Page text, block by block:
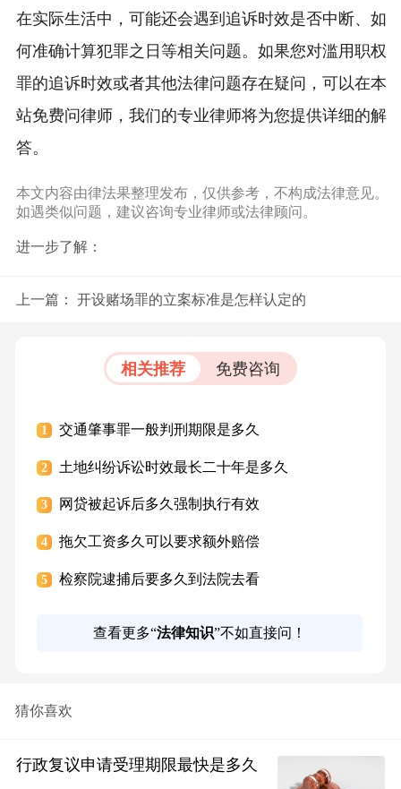
在实际生活中，可能还会遇到追诉时效是否中断、如
何准确计算犯罪之日等相关问题。如果您对滥用职权
罪的追诉时效或者其他法律问题存在疑问，可以在本
站免费问律师，我们的专业律师将为您提供详细的解
答。
本文内容由律法果整理发布，仅供参考，不构成法律意见。
如遇类似问题，建议咨询专业律师或法律顾问。
进一步了解：
上一篇： 开设赌场罪的立案标准是怎样认定的
相关推荐 免费咨询
1 交通肇事罪一般判刑期限是多久
2 土地纠纷诉讼时效最长二十年是多久
3 网贷被起诉后多久强制执行有效
4 拖欠工资多久可以要求额外赔偿
5 检察院逮捕后要多久到法院去看
查看更多“法律知识”不如直接问！
猜你喜欢
行政复议申请受理期限最快是多久